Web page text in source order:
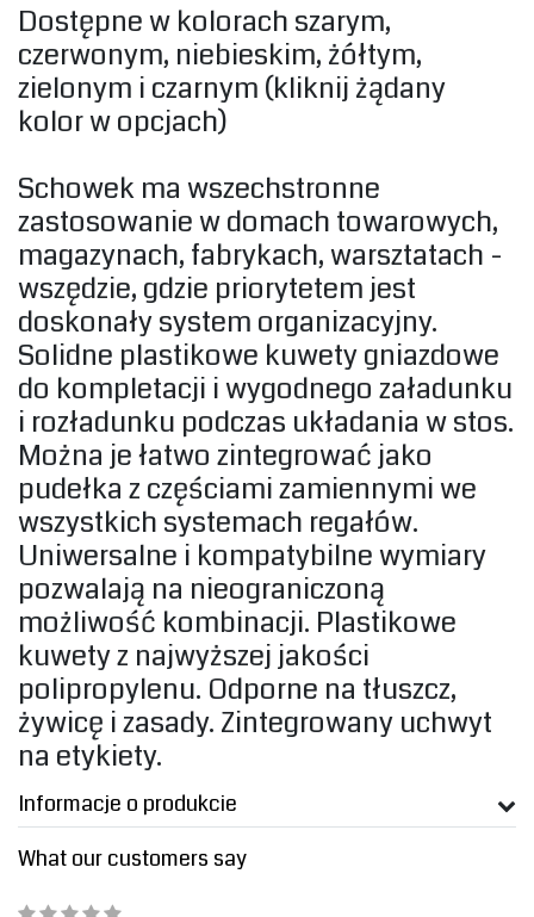
‎Dostępne w kolorach szarym,
czerwonym, niebieskim, żółtym,
zielonym i czarnym (kliknij żądany
kolor w opcjach)‎
‎Schowek ma wszechstronne
zastosowanie w domach towarowych,
magazynach, fabrykach, warsztatach -
wszędzie, gdzie priorytetem jest
doskonały system organizacyjny.
Solidne plastikowe kuwety gniazdowe
do kompletacji i wygodnego załadunku
i rozładunku podczas układania w stos.
Można je łatwo zintegrować jako
pudełka z częściami zamiennymi we
wszystkich systemach regałów.
Uniwersalne i kompatybilne wymiary
pozwalają na nieograniczoną
możliwość kombinacji. Plastikowe
kuwety z najwyższej jakości
polipropylenu. Odporne na tłuszcz,
żywicę i zasady. Zintegrowany uchwyt
na etykiety‎.
Informacje o produkcie
What our customers say